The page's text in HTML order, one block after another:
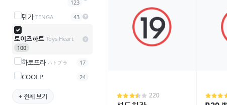
123
텐가 TENGA 43
토이즈하트 Toys Heart
100
하토프라 ハトプラ 17
COOLP 24
+ 전체 보기 220